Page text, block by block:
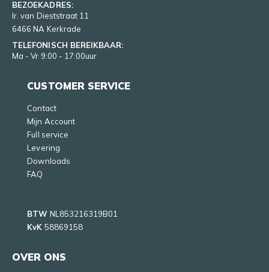
BEZOEKADRES:
Ir. van Dieststraat 11
6466 NA Kerkrade
TELEFONISCH BEREIKBAAR:
Ma - Vr 9:00 - 17:00uur
CUSTOMER SERVICE
Contact
Mijn Account
Full service
Levering
Downloads
FAQ
BTW NL853216319B01
KvK 58869158
OVER ONS